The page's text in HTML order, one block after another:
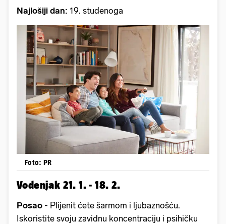
Najlošiji dan: 19. studenoga
Foto: PR
Vodenjak 21. 1. - 18. 2.
Posao - Plijenit ćete šarmom i ljubaznošću.
Iskoristite svoju zavidnu koncentraciju i psihičku